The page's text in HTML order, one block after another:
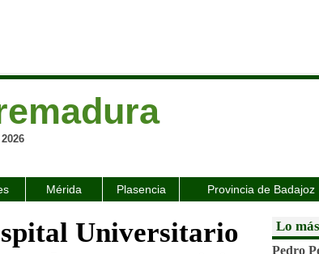
Mérida Plasencia Provincia de Badajoz
Universitario
Lo
Pedro